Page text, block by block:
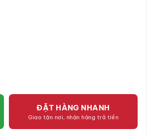
ĐẶT HÀNG NHANH
Giao tận nơi, nhận hàng trả tiền